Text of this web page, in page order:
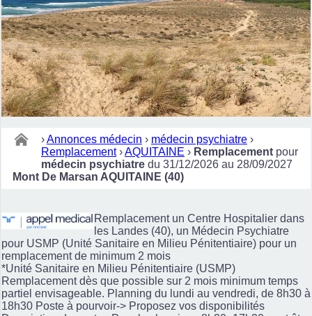
›Annonces médecin › médecin psychiatre ›
Remplacement ›AQUITAINE › Remplacement pour
médecin psychiatre du 31/12/2026 au 28/09/2027
Mont De Marsan AQUITAINE (40)
Remplacement un Centre Hospitalier dans
les Landes (40), un Médecin Psychiatre
pour USMP (Unité Sanitaire en Milieu Pénitentiaire) pour un
remplacement de minimum 2 mois
*Unité Sanitaire en Milieu Pénitentiaire (USMP)
Remplacement dès que possible sur 2 mois minimum temps
partiel envisageable. Planning du lundi au vendredi, de 8h30 à
18h30 Poste à pourvoir-> Proposez vos disponibilités